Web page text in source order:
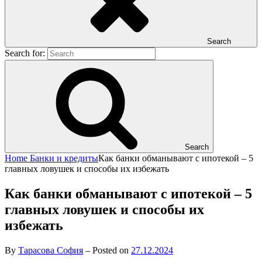
Search
Search for:
Search
Home Банки и кредитыКак банки обманывают с ипотекой – 5
главных ловушек и способы их избежать
Как банки обманывают с ипотекой – 5
главных ловушек и способы их
избежать
By Тарасова София – Posted on 27.12.2024